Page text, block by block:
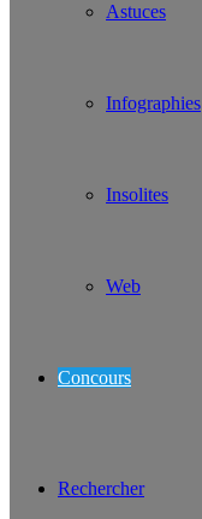
Astuces
Infographies
Insolites
Web
Concours
Rechercher